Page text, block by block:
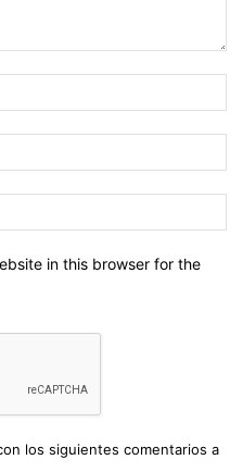
in this browser for the
los siguientes comentarios a